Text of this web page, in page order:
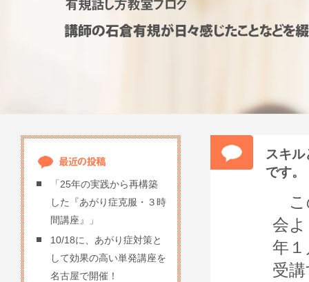
スキ
です。
こ
会
年
受
「25年の実践から再構築
した『あがり症克服・３時
間講座』」
10/18に、あがり症対策と
して効果の高い単発講座を
名古屋で開催！